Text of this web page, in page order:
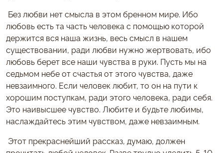
Без любви нет смысла в этом бренном мире. Ибо
любовь есть та часть человека с помощью которой
держится вся наша жизнь, весь смысл в нашем
существовании, ради любви нужно жертвовать, ибо
любовь берет все наши чувства в руки. Пусть мы на
седьмом небе от счастья от этого чувства, даже
невзаимного. Если человек любит, то он на пути к
хорошим поступкам, ради этого человека, ради себя.
Это наивысшее чувство. Любите и будьте любимы,
наслаждайтесь этим чувством, даже невзаимным.
Этот прекраснейший рассказ, думаю, должен